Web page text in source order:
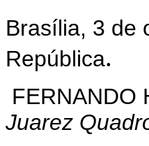
Brasília, 3 de
República.
FERNANDO
Juarez